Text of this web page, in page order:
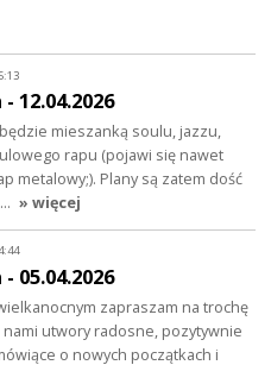
12.04.2026
mieszanką soulu, jazzu,
rapu (pojawi się nawet
metalowy;). Plany są zatem dość
» więcej
05.04.2026
zapraszam na trochę
nami utwory radosne, pozytywnie
o nowych początkach i